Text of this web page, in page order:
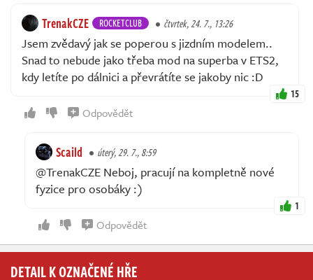
TrenakCZE ROCKETCLUB čtvrtek, 24. 7., 13:26
Jsem zvědavý jak se poperou s jizdním modelem..
Snad to nebude jako třeba mod na superba v ETS2,
kdy letíte po dálnici a převrátíte se jakoby nic :D
15
Odpovědět
Scaild úterý, 29. 7., 8:59
@TrenakCZE Neboj, pracují na kompletně nové
fyzice pro osobáky :)
1
Odpovědět
DETAIL K OZNAČENÉ HŘE